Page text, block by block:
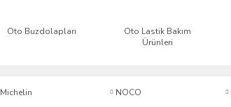
Oto Buzdolapları
Oto Lastik Bakım
Ürünleri
Michelin NOCO